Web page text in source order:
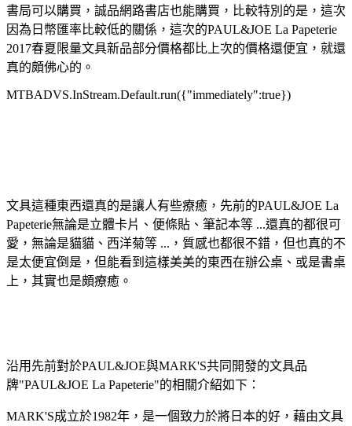
書局可以購買，誠品網路書店也能購買，比較特別的是，這次
因為日幣匯率比較低的關係，這次的PAUL&JOE La Papeterie
2017春夏限量文具新品部分價格都比上次的價格還便宜，就還
真的頗佛心的。
MTBADVS.InStream.Default.run({"immediately":true})
文具這種東西還真的是讓人有些療癒，先前的PAUL&JOE La
Papeterie無論是立體卡片、便條貼、筆記本等 ...還真的都很可
愛，無論是貓貓、西洋菊等 ...，質感也都很不錯，但也真的不
是太便宜倒是，但能看到這樣美美的東西在辦公桌、或是書桌
上，其實也是頗療癒。
沿用先前對於PAUL&JOE與MARK'S共同開發的文具品
牌"PAUL&JOE La Papeterie"的相關介紹如下：
MARK'S成立於1982年，是一個致力於將日本的好，藉由文具